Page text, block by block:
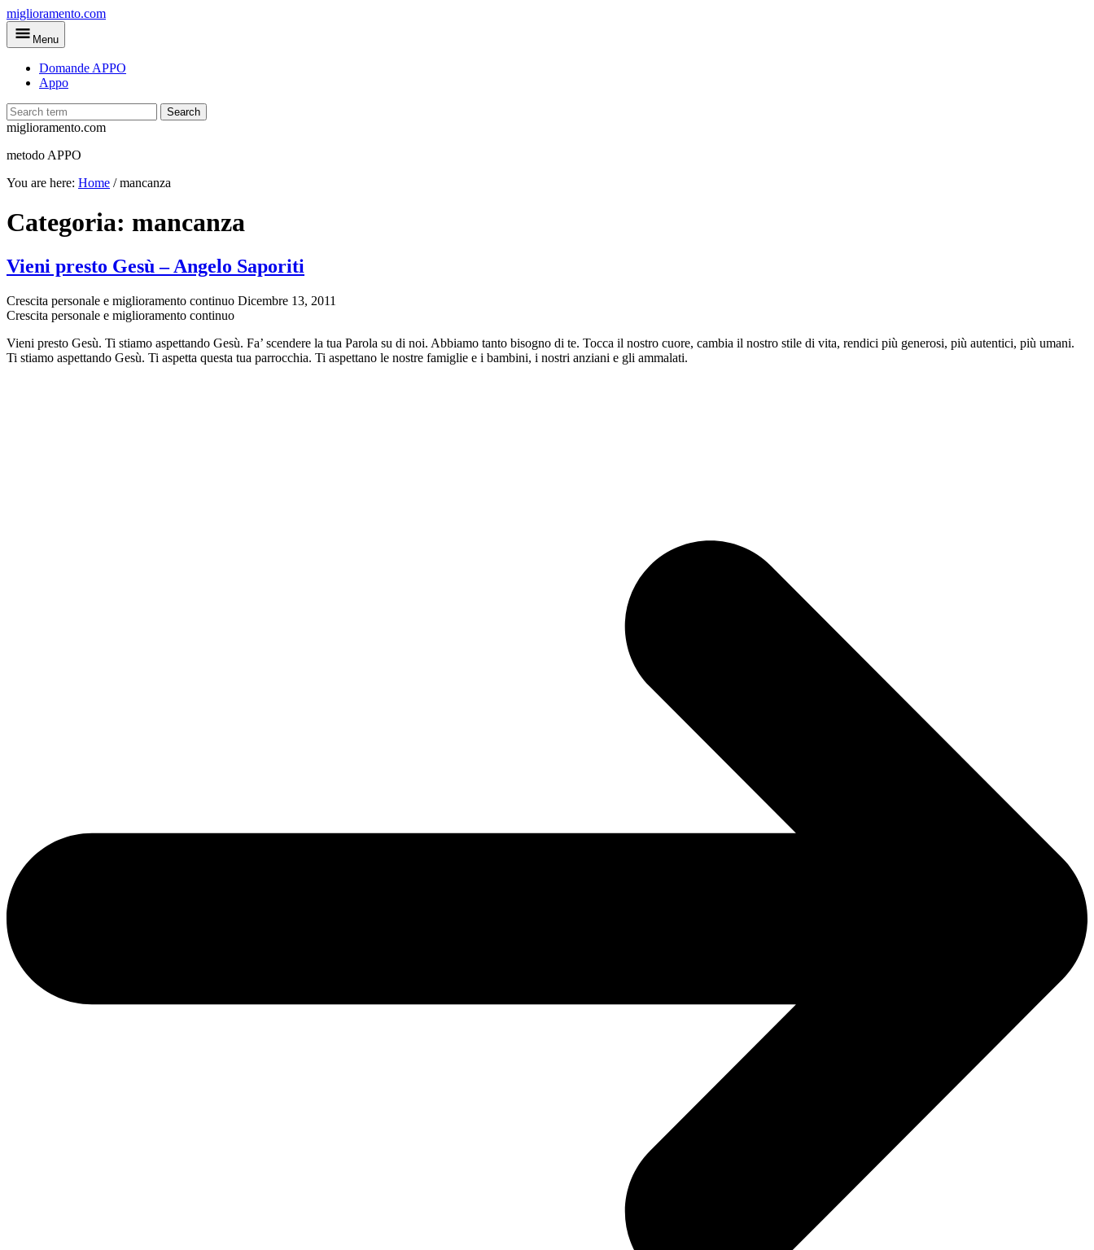
Skip
to
main
miglioramento.com
Menu
Domande APPO
Appo
Search
miglioramento.com
metodo APPO
You are here: Home /mancanza
Categoria: mancanza
Vieni presto Gesù – Angelo Saporiti
Crescita personale e miglioramento continuo Dicembre 13, 2011
Crescita personale e miglioramento continuo
Vieni presto Gesù. Ti stiamo aspettando Gesù. Fa’ scendere la tua Parola su di noi. Abbiamo tanto bisogno di te. Tocca il nostro cuore, cambia il nostro stile di vita, rendici più generosi, più autentici, più umani.
Ti stiamo aspettando Gesù. Ti aspetta questa tua parrocchia. Ti aspettano le nostre famiglie e i bambini, i nostri anziani e gli ammalati.